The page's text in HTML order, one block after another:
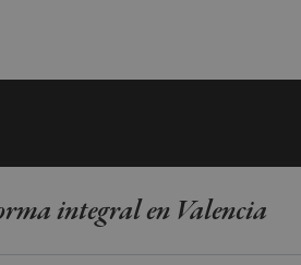
integral en Valencia